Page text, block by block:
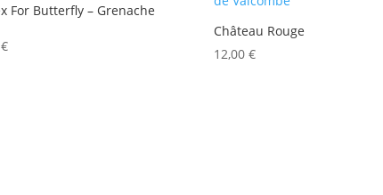
For Butterfly – Grenache
€
Château Rouge
12,00€